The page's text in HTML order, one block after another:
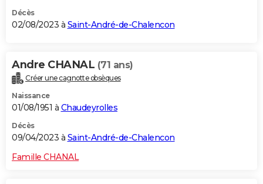
Décès
02/08/2023 à Saint-André-de-Chalencon
Andre CHANAL (71 ans)
Créer une cagnotte obsèques
Naissance
01/08/1951 à Chaudeyrolles
Décès
09/04/2023 à Saint-André-de-Chalencon
Famille CHANAL